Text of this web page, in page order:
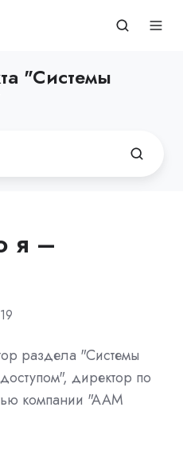
"Системы
я –
раздела "Системы
директор по
компании "ААМ